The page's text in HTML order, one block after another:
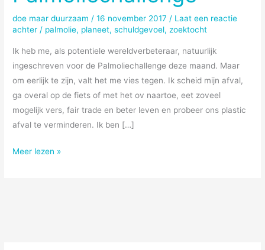
doe maar duurzaam /16 november 2017 / Laat een reactie
achter / palmolie, planeet,schuldgevoel, zoektocht
Ik heb me, als potentiele wereldverbeteraar, natuurlijk
ingeschreven voor de Palmoliechallenge deze maand. Maar
om eerlijk te zijn, valt het me vies tegen. Ik scheid mijn afval,
ga overal op de fiets of met het ov naartoe, eet zoveel
mogelijk vers, fair trade en beter leven en probeer ons plastic
afval te verminderen. Ik ben […]
Palmoliechallenge
Meer lezen »